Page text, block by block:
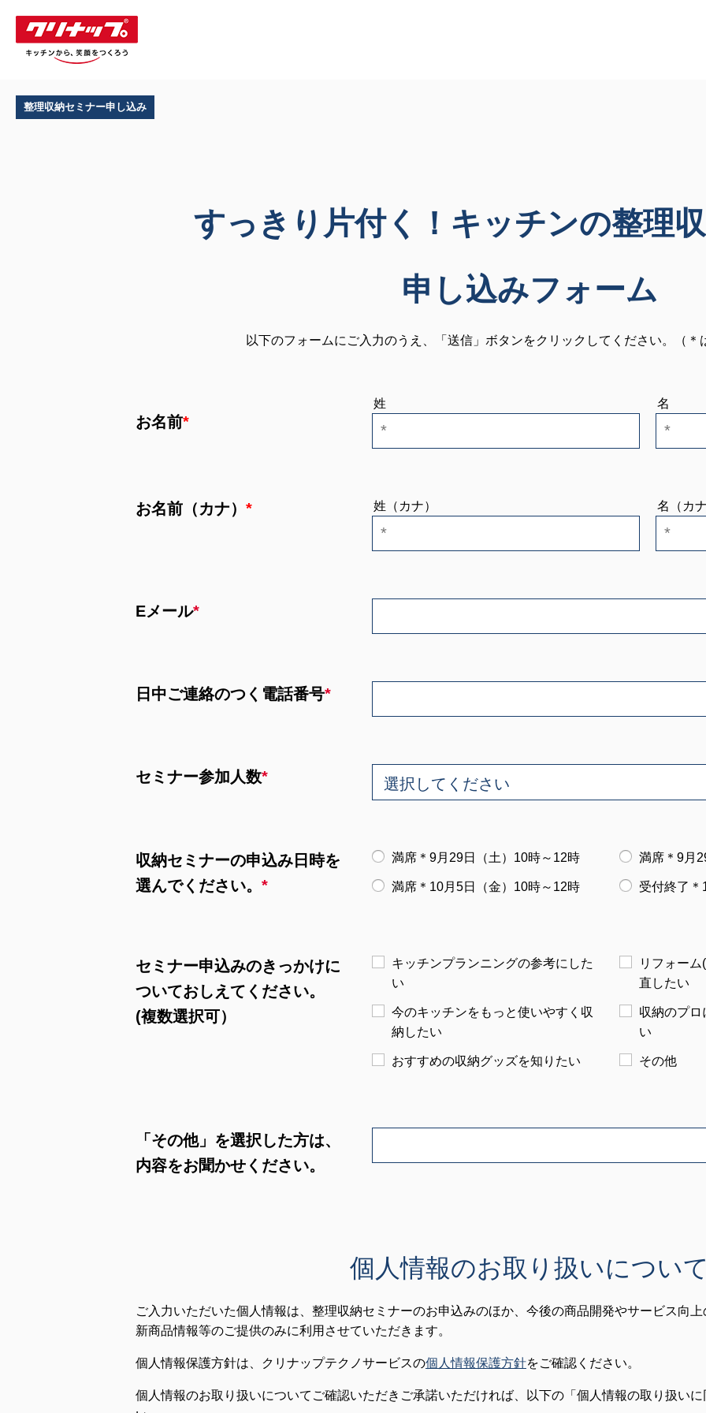
整理収納セミナー申し込み
すっきり片付く！キッチンの整理
申し込みフォーム
以下のフォームにご入力のうえ、「送信」ボタンをクリックしてください。（＊
お名前*
姓 名
お名前（カナ） * 姓（カナ） 名（カ
Eメール*
日中ご連絡のつく電話番号*
セミナー参加人数*
収納セミナーの申込み日時を
選んでください。 *
満席＊9月29日（土）10時～12時 満席＊9月
満席＊10月5日（金）10時～12時 受付終了
セミナー申込みのきっかけに
ついておしえてください。
(複数選択可）
キッチンプランニングの参考にした
い
リフォー
直したい
今のキッチンをもっと使いやすく収
納したい
収納のプ
い
おすすめの収納グッズを知りたい その他
「その他」を選択した方は、
内容をお聞かせください。
個人情報のお取り扱いについ
ご入力いただいた個人情報は、整理収納セミナーのお申込みのほか、今後の商品開発やサービス向
新商品情報等のご提供のみに利用させていただきます。
個人情報保護方針は、 クリナップテクノサービスの個人情報保護方針をご確認ください。
個人情報のお取り扱いについてご確認いただきご承諾いただければ、以下の「個人情報の取り扱い